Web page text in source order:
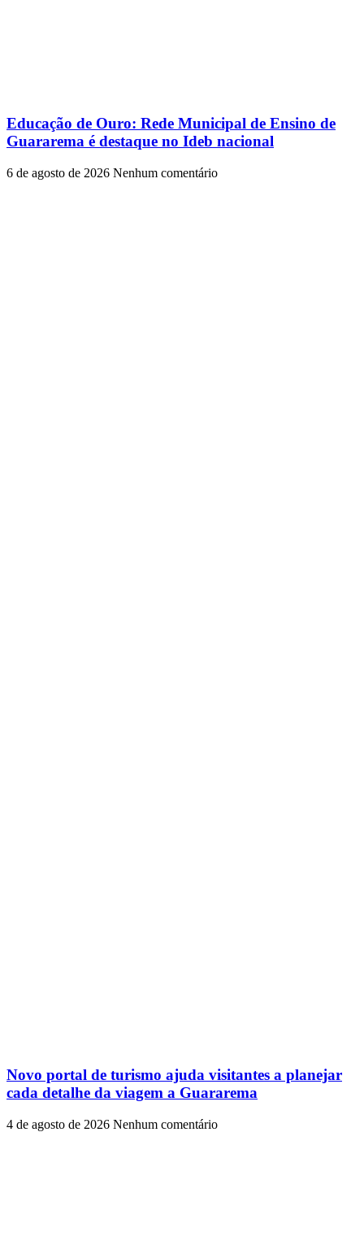
Educação de Ouro: Rede Municipal de Ensino de
Guararema é destaque no Ideb nacional
6 de agosto de 2026 Nenhum comentário
Novo portal de turismo ajuda visitantes a planejar
cada detalhe da viagem a Guararema
4 de agosto de 2026 Nenhum comentário